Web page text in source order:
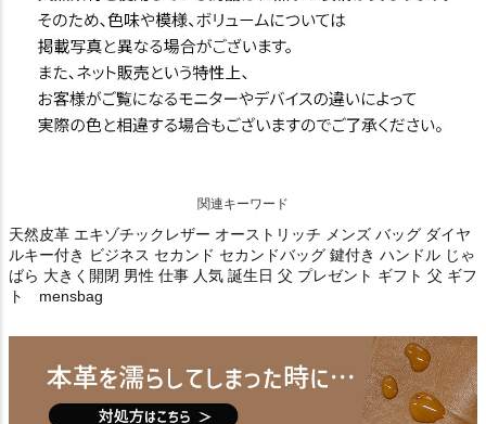
関連キーワード
天然皮革 エキゾチックレザー オーストリッチ メンズ バッグ ダイヤ
ルキー付き ビジネス セカンド セカンドバッグ 鍵付き ハンドル じゃ
ばら 大きく開閉 男性 仕事 人気 誕生日 父 プレゼント ギフト 父 ギフ
ト mensbag